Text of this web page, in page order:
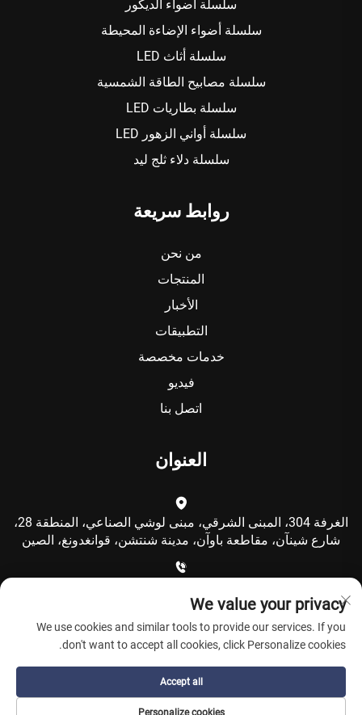
سلسلة أضواء الديكور
سلسلة أضواء الإضاءة المحيطة
سلسلة أثاث LED
سلسلة مصابيح الطاقة الشمسية
سلسلة بطاريات LED
سلسلة أواني الزهور LED
سلسلة دلاء ثلج ليد
روابط سريعة
من نحن
المنتجات
الأخبار
التطبيقات
خدمات مخصصة
فيديو
اتصل بنا
العنوان
الغرفة 304، المبنى الشرقي، مبنى لوشي الصناعي، المنطقة 28،
شارع شينآن، مقاطعة باوآن، مدينة شنتشن، قوانغدونغ، الصين
[email protected]
حقوق النشر © شركة شنتشن كولكينغ للتكنولوجيا المحدودة. جميع
We value your privacy
We use cookies and similar tools to provide our services. If you
don't want to accept all cookies, click Personalize cookies.
Personalize cookies
Accept all